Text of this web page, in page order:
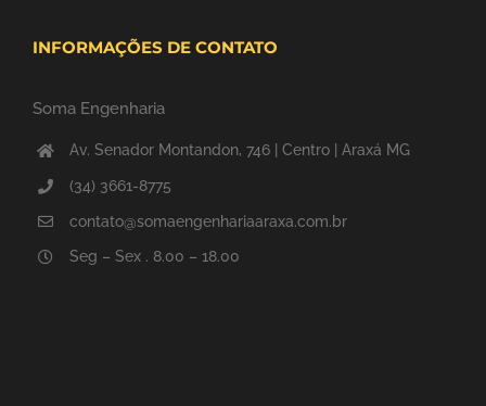
INFORMAÇÕES DE CONTATO
Soma Engenharia
Av. Senador Montandon, 746 | Centro | Araxá MG
(34) 3661-8775
contato@somaengenhariaaraxa.com.br
Seg – Sex . 8.00 – 18.00